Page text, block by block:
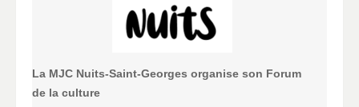
La MJC Nuits-Saint-Georges organise son Forum
de la culture